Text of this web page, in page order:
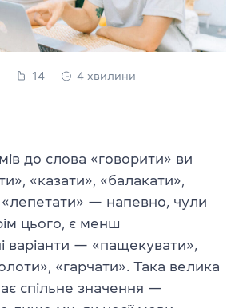
14 4 хвилини
до слова «говорити» ви
«казати», «балакати»,
— напевно, чули
цього, є менш
варіанти — «пащекувати»,
«гарчати». Така велика
спільне значення —